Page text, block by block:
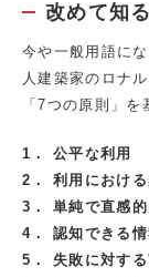
改めて知
今や一般用語に
人建築家のロナ
「7つの原則」を
1． 公平な利用
2． 利用における
3． 単純で直感的
4． 認知できる情
5． 失敗に対する